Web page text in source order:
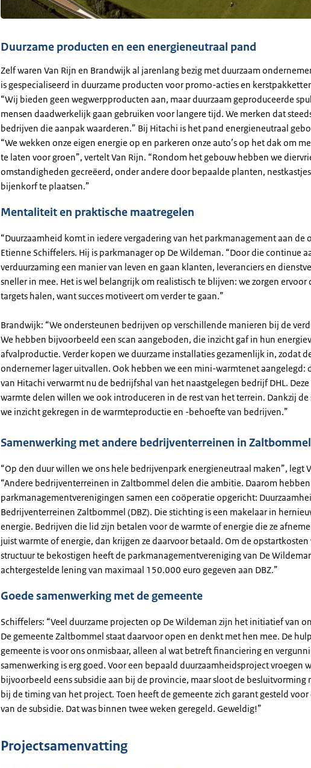
Duurzame producten en een energieneutraal pand
Zelf waren Van Rijn en Brandwijk al jarenlang bezig met duurzaam
is gespecialiseerd in duurzame producten voor promo-acties en
“Wij bieden geen wegwerpproducten aan, maar duurzaam geproduceerde
mensen daadwerkelijk gaan gebruiken voor langere tijd. We merken dat
bedrijven die aanpak waarderen.” Bij Hitachi is het pand energieneutraal
“We wekken onze eigen energie op en parkeren onze auto’s op het dak om
te laten voor groen”, vertelt Van Rijn. “Rondom het gebouw hebben we
omstandigheden gecreëerd, onder andere door bepaalde planten,
bijenkorf te plaatsen.”
Mentaliteit en praktische maatregelen
“Duurzaamheid komt in iedere vergadering van het parkmanagement aan de
Etienne Schiffelers. Hij is parkmanager op De Wildeman. “Door die continue
verduurzaming een manier van leven en gaan klanten, leveranciers en
sneller in mee. Het is wel belangrijk om realistisch te blijven: we zorgen ervoor
targets halen, want succes motiveert om verder te gaan.”
Brandwijk: “We ondersteunen bedrijven op verschillende manieren bij de
We hebben bijvoorbeeld een scan aangeboden, die inzicht gaf in hun
afvalproductie. Verder kopen we duurzame installaties gezamenlijk in, zodat
ondernemer lager uitvallen. Ook hebben we een mini-warmtenet aangelegd:
van Hitachi verwarmt nu de bedrijfshal van het naastgelegen bedrijf DHL.
warmte delen willen we ook introduceren in de rest van het terrein. Dankzij de
we inzicht gekregen in de warmteproductie en -behoefte van bedrijven.”
Samenwerking met andere bedrijventerreinen in Zaltbommel
“Op den duur willen we ons hele bedrijvenpark energieneutraal maken”, legt
“Andere bedrijventerreinen in Zaltbommel delen die ambitie. Daarom
parkmanagementverenigingen samen een coöperatie opgericht:
Bedrijventerreinen Zaltbommel (DBZ). Die stichting is een makelaar in
energie. Bedrijven die lid zijn betalen voor de warmte of energie die ze
juist warmte of energie, dan krijgen ze daarvoor betaald. Om de opstartkosten
structuur te bekostigen heeft de parkmanagementvereniging van De
achtergestelde lening van maximaal 150.000 euro gegeven aan DBZ.”
Goede samenwerking met de gemeente
Schiffelers: “Veel duurzame projecten op De Wildeman zijn het initiatief van
De gemeente Zaltbommel staat daarvoor open en denkt met hen mee. De
gemeente is voor ons onmisbaar, alleen al wat betreft financiering en
samenwerking is erg goed. Voor een bepaald duurzaamheidsproject vroegen
bijvoorbeeld eens subsidie aan bij de provincie, maar sloot de besluitvorming
bij de timing van het project. Toen heeft de gemeente zich garant gesteld
van de subsidie. Dat was binnen twee weken geregeld. Geweldig!”
Projectsamenvatting